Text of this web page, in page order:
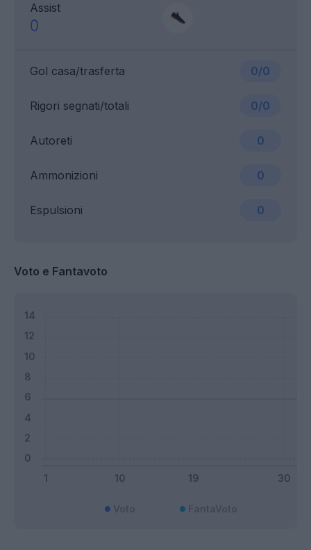
Assist
0
Gol casa/trasferta 0/0
Ammonizioni 0
Rigori segnati/totali 0/0
Espulsioni 0
Autoreti 0
Voto e Fantavoto